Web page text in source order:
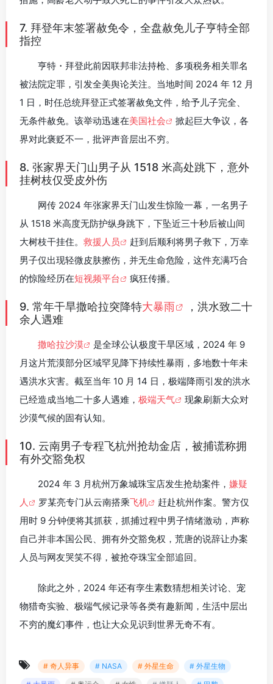
7. 拜登年末签署赦免令，全盘赦免儿子亨特全部
指控
亨特・拜登此前因联邦非法持枪、多项税务相关罪名
被法院定罪，引发全美舆论关注。当地时间 2024 年 12 月
1 日，时任总统拜登正式签署赦免文件，给予儿子完全、
无条件赦免。该举动迅速在美国社会
掀起巨大争议，各
界对此褒贬不一，批评声音层出不穷。
8. 张家界天门山男子从 1518 米高处跳下，意外
挂树枝仅受皮外伤
网传 2024 年张家界天门山发生惊险一幕，一名男子
从 1518 米高度无防护纵身跳下，下坠近三十秒后被山间
大树枝干挂住。 救援人员
赶到后顺利将男子救下，万幸
男子仅出现轻微皮肤擦伤，并无生命危险，这件充满巧合
的惊险经历在短视频平台 疯狂传播。
9. 常年干旱撒哈拉突降特大暴雨
，洪水致二十
余人遇难
撒哈拉沙漠
是全球公认极度干旱区域，2024 年 9
月这片荒漠部分区域罕见降下持续性暴雨，多地数十年未
遇洪水灾害。截至当年 10 月 14 日，极端降雨引发的洪水
已经造成当地二十多人遇难， 极端天气
现象刷新大众对
沙漠气候的固有认知。
10. 云南男子专程飞杭州抢劫金店，被捕谎称拥
有外交豁免权
2024 年 3 月杭州万象城珠宝店发生抢劫案件， 嫌疑
人
罗某亮专门从云南搭乘飞机
赶赴杭州作案。警方仅
用时 9 分钟便将其抓获，抓捕过程中男子情绪激动，声称
自己并非本国公民、拥有外交豁免权，荒唐的说辞让办案
人员与网友哭笑不得，被抢夺珠宝全部追回。
除此之外，2024 年还有孪生素数猜想相关讨论、宠
物猎奇实验、极端气候记录等各类有趣新闻，生活中层出
不穷的魔幻事件，也让大众见识到世界无奇不有。
# 奇人异事 # NASA # 外星生命
# 外星生物